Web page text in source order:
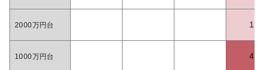
2000万円台 1
1000万円台 4